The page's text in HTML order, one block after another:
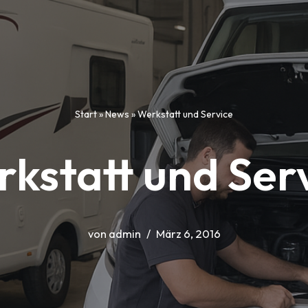
Start»News »Werkstatt und Service
und
von admin März 6, 2016